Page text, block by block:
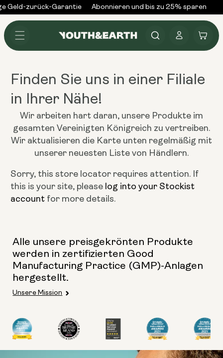
Inhalt
springen
Geld-zurück-Garantie Abonnieren und bis zu 25% sparen
AnmeldenWarenkorb
Finden Sie uns in einer Filiale
in Ihrer Nähe!
Wir arbeiten hart daran, unsere Produkte im
gesamten Vereinigten Königreich zu vertreiben.
Wir aktualisieren die Karte unten regelmäßig mit
unserer neuesten Liste von Händlern.
Sorry, this store locator requires attention. If
this is your site, please log into your Stockist
account for more details.
Alle unsere preisgekrönten Produkte
werden in zertifizierten Good
Manufacturing Practice (GMP)-Anlagen
hergestellt.
Unsere Mission